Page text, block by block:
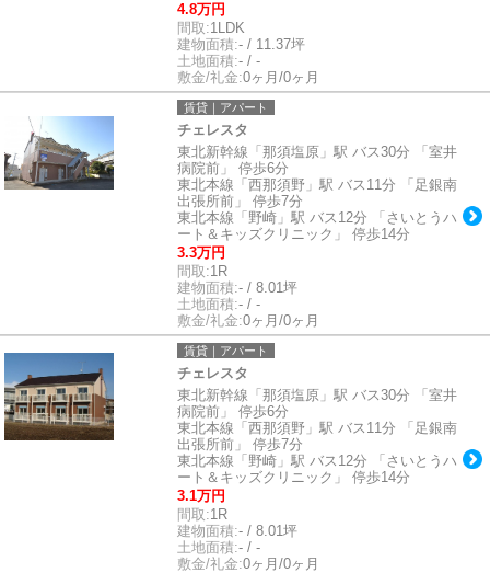
4.8万円
間取:1LDK
建物面積:- / 11.37坪
土地面積:- / -
敷金/礼金:0ヶ月/0ヶ月
賃貸｜アパート
チェレスタ
東北新幹線「那須塩原」駅 バス30分 「室井
病院前」 停歩6分
東北本線「西那須野」駅 バス11分 「足銀南
出張所前」 停歩7分
東北本線「野崎」駅 バス12分 「さいとうハ
ート＆キッズクリニック」 停歩14分
3.3万円
間取:1R
建物面積:- / 8.01坪
土地面積:- / -
敷金/礼金:0ヶ月/0ヶ月
賃貸｜アパート
チェレスタ
東北新幹線「那須塩原」駅 バス30分 「室井
病院前」 停歩6分
東北本線「西那須野」駅 バス11分 「足銀南
出張所前」 停歩7分
東北本線「野崎」駅 バス12分 「さいとうハ
ート＆キッズクリニック」 停歩14分
3.1万円
間取:1R
建物面積:- / 8.01坪
土地面積:- / -
敷金/礼金:0ヶ月/0ヶ月